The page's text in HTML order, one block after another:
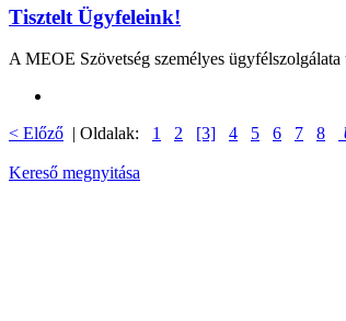
Tisztelt Ügyfeleink!
A MEOE Szövetség személyes
< Előző | Oldalak: 1 2 [3] 4 5 6 7 8
Kereső megnyitása